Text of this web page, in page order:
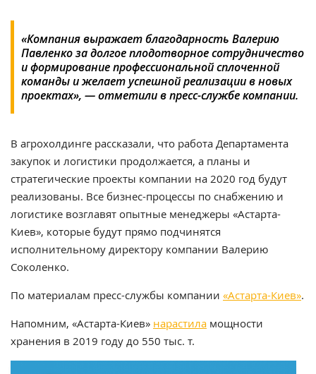
«Компания выражает благодарность Валерию
Павленко за долгое плодотворное сотрудничество
и формирование профессиональной сплоченной
команды и желает успешной реализации в новых
проектах», — отметили в пресс-службе компании.
В агрохолдинге рассказали, что работа Департамента
закупок и логистики продолжается, а планы и
стратегические проекты компании на 2020 год будут
реализованы. Все бизнес-процессы по снабжению и
логистике возглавят опытные менеджеры «Астарта-
Киев», которые будут прямо подчинятся
исполнительному директору компании Валерию
Соколенко.
По материалам пресс-службы компании «Астарта-Киев».
Напомним, «Астарта-Киев» нарастила мощности
хранения в 2019 году до 550 тыс. т.